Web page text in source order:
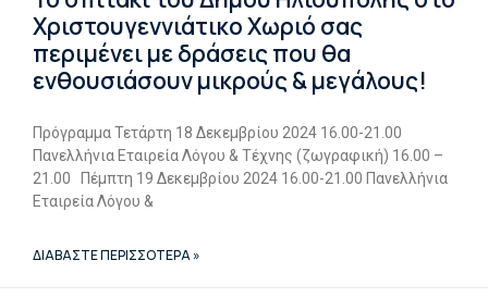
Χριστουγεννιάτικο Χωριό σας
περιμένει με δράσεις που θα
ενθουσιάσουν μικρούς & μεγάλους!
Πρόγραμμα Τετάρτη 18 Δεκεμβρίου 2024 16.00-21.00
Πανελλήνια Εταιρεία Λόγου & Τέχνης (ζωγραφική) 16.00 –
21.00 Πέμπτη 19 Δεκεμβρίου 2024 16.00-21.00 Πανελλήνια
Εταιρεία Λόγου &
ΔΙΑΒΑΣΤΕ ΠΕΡΙΣΣΟΤΕΡΑ »